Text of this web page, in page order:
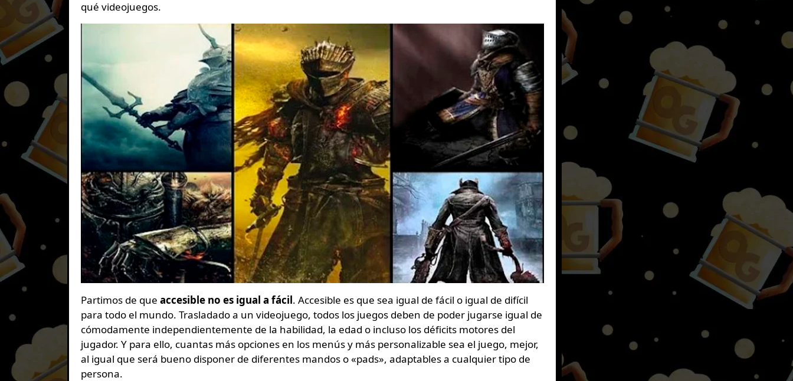
qué videojuegos.
Partimos de que accesible no es igual a fácil. Accesible es que sea igual de fácil o igual de difícil
para todo el mundo. Trasladado a un videojuego, todos los juegos deben de poder jugarse igual de
cómodamente independientemente de la habilidad, la edad o incluso los déficits motores del
jugador. Y para ello, cuantas más opciones en los menús y más personalizable sea el juego, mejor,
al igual que será bueno disponer de diferentes mandos o «pads», adaptables a cualquier tipo de
persona.